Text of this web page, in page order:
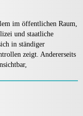
im öffentlichen Raum,
und staatliche
in ständiger
zeigt. Andererseits